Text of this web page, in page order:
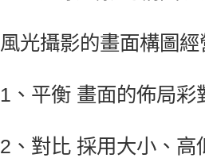
風光攝影的畫面構圖
1、平衡 畫面的佈局彩
2、對比 採用大小、